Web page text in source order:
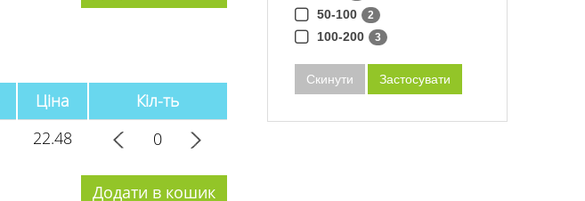
Ціна
Кіл-ть
22.48
50-100 2
100-200 3
Скинути Застосувати